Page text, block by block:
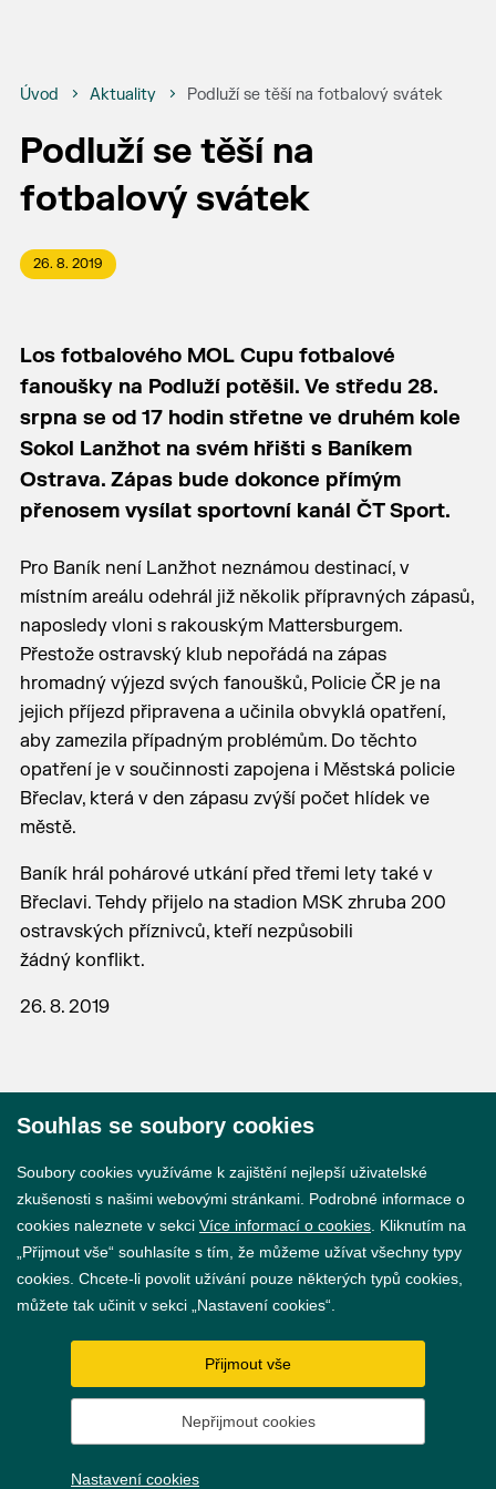
Úvod Aktuality Podluží se těší na fotbalový svátek
Podluží se těší na
fotbalový svátek
26. 8. 2019
Los fotbalového MOL Cupu fotbalové
fanoušky na Podluží potěšil. Ve středu 28.
srpna se od 17 hodin střetne ve druhém kole
Sokol Lanžhot na svém hřišti s Baníkem
Ostrava. Zápas bude dokonce přímým
přenosem vysílat sportovní kanál ČT Sport.
Pro Baník není Lanžhot neznámou destinací, v
místním areálu odehrál již několik přípravných zápasů,
naposledy vloni s rakouským Mattersburgem.
Přestože ostravský klub nepořádá na zápas
hromadný výjezd svých fanoušků, Policie ČR je na
jejich příjezd připravena a učinila obvyklá opatření,
aby zamezila případným problémům. Do těchto
opatření je v součinnosti zapojena i Městská policie
Břeclav, která v den zápasu zvýší počet hlídek ve
městě.
Baník hrál pohárové utkání před třemi lety také v
Břeclavi. Tehdy přijelo na stadion MSK zhruba 200
ostravských příznivců, kteří nezpůsobili
žádný konflikt.
26. 8. 2019
GDPR
Nastavení cookies
Souhlas se soubory cookies
Soubory cookies využíváme k zajištění nejlepší uživatelské
zkušenosti s našimi webovými stránkami. Podrobné informace o
cookies naleznete v sekci Více informací o cookies . Kliknutím na
„Přijmout vše“ souhlasíte s tím, že můžeme užívat všechny typy
cookies. Chcete-li povolit užívání pouze některých typů cookies,
můžete tak učinit v sekci „Nastavení cookies“.
Přijmout vše
Nepřijmout cookies
Nastavení cookies